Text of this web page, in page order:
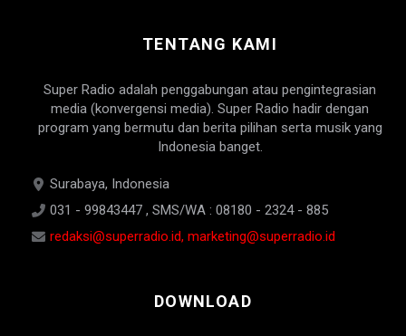
TENTANG KAMI
Super Radio adalah penggabungan atau pengintegrasian
media (konvergensi media). Super Radio hadir dengan
program yang bermutu dan berita pilihan serta musik yang
Indonesia banget.
Surabaya, Indonesia
031 - 99843447 , SMS/WA : 08180 - 2324 - 885
redaksi@superradio.id, marketing@superradio.id
DOWNLOAD